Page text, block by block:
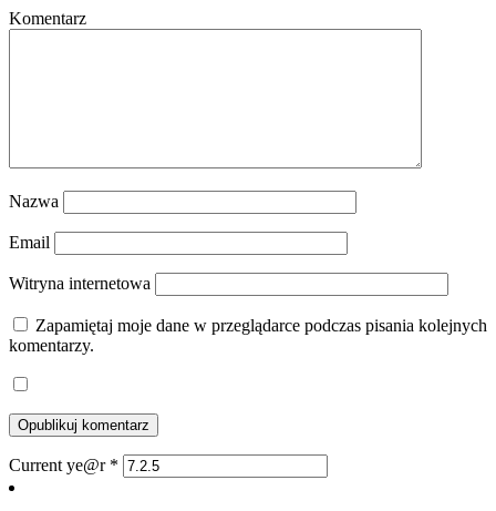
Komentarz
Nazwa
Email
Witryna internetowa
Zapamiętaj moje dane w przeglądarce podczas pisania kolejnych
komentarzy.
Current ye@r *